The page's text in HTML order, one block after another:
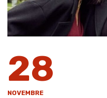
28
NOVEMBRE